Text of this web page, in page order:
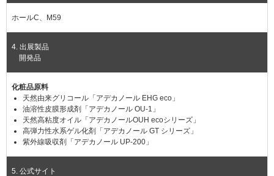
ホールC、M59
4. 出展製品
開発品
化粧品原料
天然由来グリコール「アデカノール EHG eco」
油溶性皮膜形成剤「アデカノール OU-1」
天然高粘度オイル「アデカノールOUH ecoシリーズ」
高弾力性水系ゲル化剤「アデカノール GT シリーズ」
紫外線吸収剤「アデカノール UP-200」
5. 公式サイト